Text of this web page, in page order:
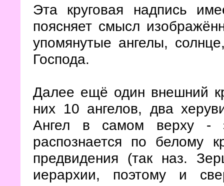
Эта круговая надпись
поясняет смысл
упомянутые ангелы,
Господа.
Далее ещё один внешний
них 10 ангелов, два
Ангел в самом верху -
распознается по белому
предвидения (так наз.
иерархии, поэтому и